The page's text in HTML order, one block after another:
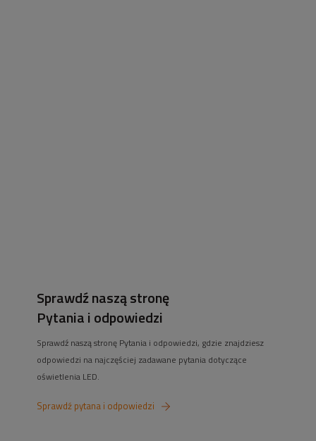
Sprawdź naszą stronę
Pytania i odpowiedzi
Sprawdź naszą stronę Pytania i odpowiedzi, gdzie znajdziesz
odpowiedzi na najczęściej zadawane pytania dotyczące
oświetlenia LED.
Sprawdź pytana i odpowiedzi